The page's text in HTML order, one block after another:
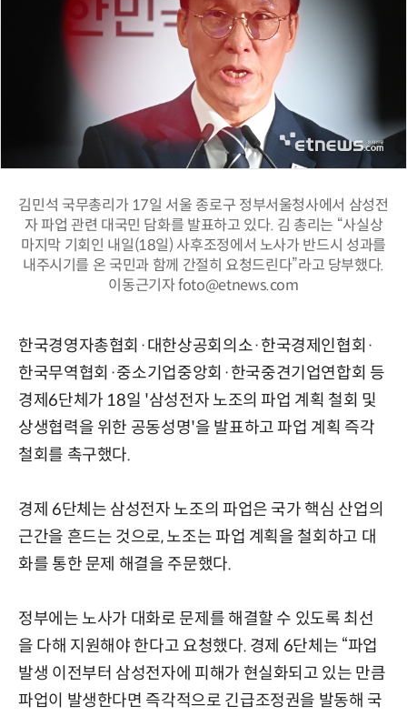
김민석 국무총리가 17일 서울 종로구 정부서울청사에서 삼성전
자 파업 관련 대국민 담화를 발표하고 있다. 김 총리는 “사실상
마지막 기회인 내일(18일) 사후조정에서 노사가 반드시 성과를
내주시기를 온 국민과 함께 간절히 요청드린다”라고 당부했다.
이동근기자 foto@etnews.com
한국경영자총협회·대한상공회의소·한국경제인협회·
한국무역협회·중소기업중앙회·한국중견기업연합회 등
경제6단체가 18일 '삼성전자 노조의 파업 계획 철회 및
상생협력을 위한 공동성명'을 발표하고 파업 계획 즉각
철회를 촉구했다.
경제 6단체는 삼성전자 노조의 파업은 국가 핵심 산업의
근간을 흔드는 것으로, 노조는 파업 계획을 철회하고 대
화를 통한 문제 해결을 주문했다.
정부에는 노사가 대화로 문제를 해결할 수 있도록 최선
을 다해 지원해야 한다고 요청했다. 경제 6단체는 “파업
발생 이전부터 삼성전자에 피해가 현실화되고 있는 만큼
파업이 발생한다면 즉각적으로 긴급조정권을 발동해 국